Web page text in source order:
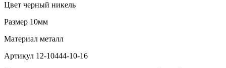
Цвет черный никель
Размер 10мм
Материал металл
Артикул 12-10444-10-16